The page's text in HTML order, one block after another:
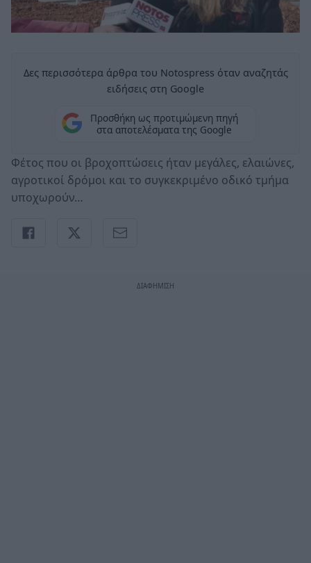
Δες περισσότερα άρθρα του Notospress όταν αναζητάς
ειδήσεις στη Google
Προσθήκη ως προτιμώμενη πηγή
στα αποτελέσματα της Google
Φέτος που οι βροχοπτώσεις ήταν μεγάλες, ελαιώνες,
αγροτικοί δρόμοι και το συγκεκριμένο οδικό τμήμα
υποχωρούν…